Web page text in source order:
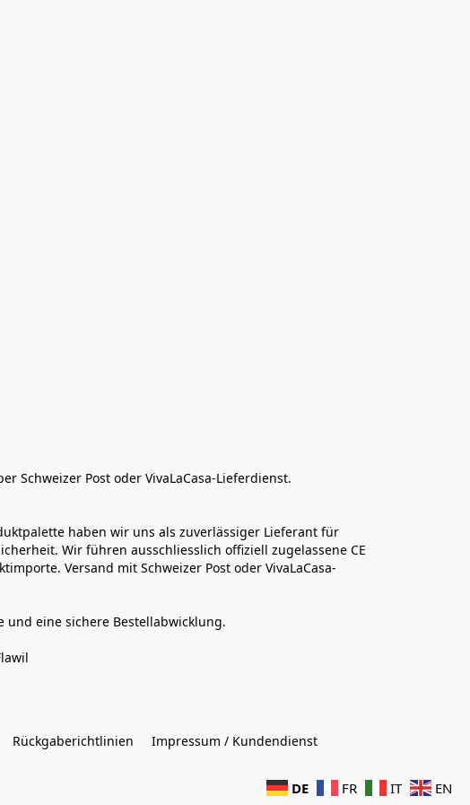
Schweizer Post oder VivaLaCasa-Lieferdienst.
haben wir uns als zuverlässiger Lieferant für
Wir führen ausschliesslich offiziell zugelassene CE
Versand mit Schweizer Post oder VivaLaCasa-
und eine sichere Bestellabwicklung.
Rückgaberichtlinien
Impressum / Kundendienst
DE FR IT EN